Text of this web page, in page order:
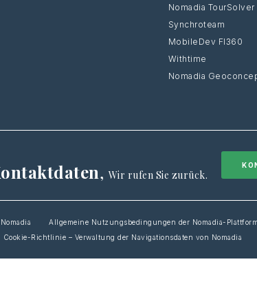
Nomadia TourSolver
Synchroteam
MobileDev FI360
Withtime
Nomadia
, Wir rufen Sie zurück.
Allgemeine Nutzungsbedingungen der Nomadia-Plattform
Cookie-Richtlinie – Verwaltung der Navigationsdaten von Nomadia